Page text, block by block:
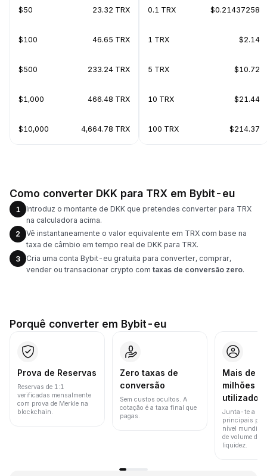
$50 23.32 TRX
$100 46.65 TRX
$500 233.24 TRX
$1,000 466.48 TRX
$10,000 4,664.78 TRX
0.1 TRX $0.21437258
1 TRX $2.14
5 TRX $10.72
10 TRX $21.44
100 TRX $214.37
Como converter DKK para TRX em Bybit-eu
1
Introduz o montante de DKK que pretendes converter para TRX
na calculadora acima.
2
Vê instantaneamente o valor equivalente em TRX com base na
taxa de câmbio em tempo real de DKK para TRX.
3
Cria uma conta Bybit-eu gratuita para converter, comprar,
vender ou transacionar crypto com taxas de conversão zero.
Porquê converter em Bybit-eu
Prova de Reservas
Reservas de 1:1
verificadas mensalmente
com prova de Merkle na
blockchain.
Zero taxas de
conversão
Sem custos ocultos. A
cotação é a taxa final que
pagas.
Mais de
milhões
Junta-te a
principais
nível mundial
de volume de
liquidez.